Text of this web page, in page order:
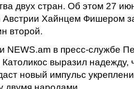
двух стран. Об этом 27
Австрии Хайнцем Фишером
второй.
NEWS.am в пресс-службе
выразил надежду,
новый импульс